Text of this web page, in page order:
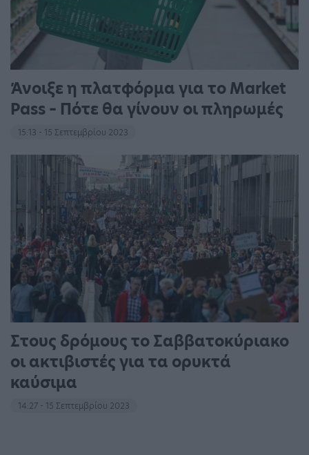
Άνοιξε η πλατφόρμα για το Market
Pass – Πότε θα γίνουν οι πληρωμές
15:13 - 15 Σεπτεμβρίου 2023
Στους δρόμους το Σαββατοκύριακο
οι ακτιβιστές για τα ορυκτά
καύσιμα
14:27 - 15 Σεπτεμβρίου 2023